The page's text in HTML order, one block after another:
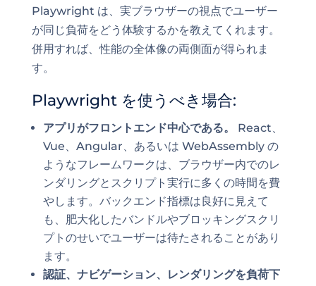
Playwright は、実ブラウザーの視点でユーザー
が同じ負荷をどう体験するかを教えてくれます。
併用すれば、性能の全体像の両側面が得られま
す。
Playwright を使うべき場合:
アプリがフロントエンド中心である。
React、
Vue、Angular、あるいは WebAssembly の
ようなフレームワークは、ブラウザー内でのレ
ンダリングとスクリプト実行に多くの時間を費
やします。バックエンド指標は良好に見えて
も、肥大化したバンドルやブロッキングスクリ
プトのせいでユーザーは待たされることがあり
ます。
認証、ナビゲーション、レンダリングを負荷下